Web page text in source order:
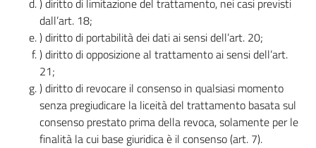
) diritto di limitazione del trattamento, nei casi previsti
dall’art. 18;
) diritto di portabilità dei dati ai sensi dell’art. 20;
) diritto di opposizione al trattamento ai sensi dell’art.
21;
) diritto di revocare il consenso in qualsiasi momento
senza pregiudicare la liceità del trattamento basata sul
consenso prestato prima della revoca, solamente per le
finalità la cui base giuridica è il consenso (art. 7).